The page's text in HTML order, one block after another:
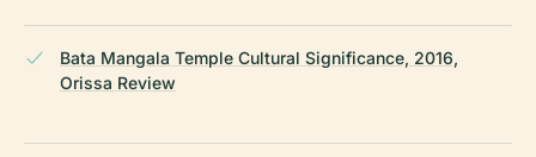
Bata Mangala Temple Cultural Significance, 2016,
Orissa Review